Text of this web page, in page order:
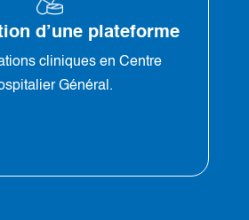
d’une plateforme
cliniques en Centre
Général.